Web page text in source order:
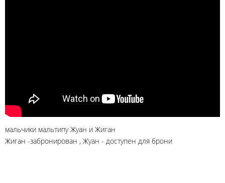
мальчики мальтипу Жуан и Жиган
Жиган -забронирован , Жуан - доступен для брони